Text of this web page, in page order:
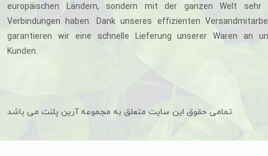
europäischen Ländern, sondern mit der ganzen Welt sehr
Verbindungen haben. Dank unseres effizienten
garantieren wir eine schnelle Lieferung unserer Waren an
Kunden.
تمامی حقوق این سایت متعلق به مجموعه آرین پلنت می باشد.